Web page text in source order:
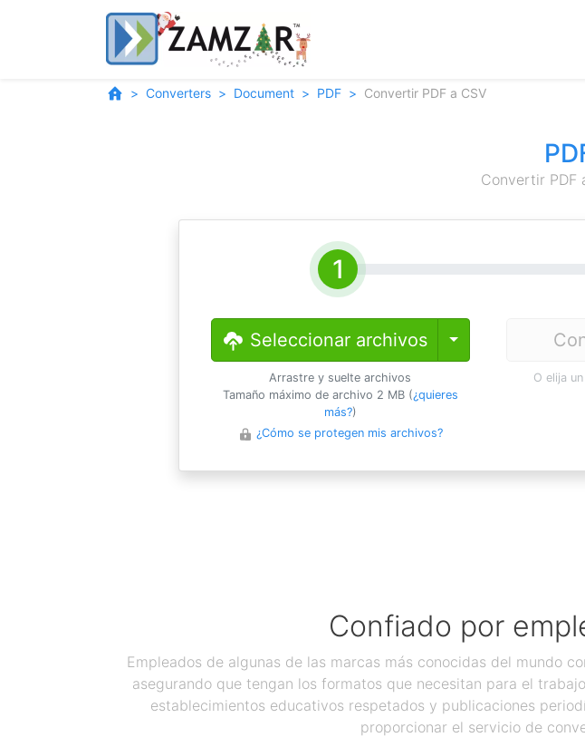
Converters Document PDF Convertir PDF a CSV
Convertir PDF
Seleccionar archivos Toggle Dropdown
Arrastre y suelte archivos
Tamaño máximo de archivo 2 MB (¿quieres
más?)
¿Cómo se protegen mis archivos?
O elija
Confiado por
Empleados de algunas de las marcas más conocidas del mundo
asegurando que tengan los formatos que necesitan para el
establecimientos educativos respetados y publicaciones
proporcionar el servicio de